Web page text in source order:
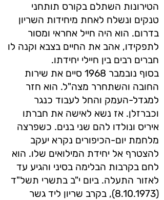
הטירונות השתלם בקורס תותחני
טנקים ונשלח לאחת מיחידות השריון
בדרום. הוא היה חייל אחראי ומסור
לתפקידו, אהב את החיים בצבא וקנה לו
חברים רבים בין חיילי יחידתו.
בסוף נובמבר 1968 סיים את שירות
החובה והשתחרר מצה"ל. הוא חזר
למגדל-העמק והחל לעבוד כנגר
וכברזלן. אז נשא לאישה את חברתו
איריס ונולדו להם שני בנים. כשפרצה
מלחמת יום-הכיפורים נקרא יעקב
להצטרף אל יחידת המילואים שלו. הוא
לחם בקרבות הבלימה בסיני והגיע עד
לאזור התעלה. ביום י"ב בתשרי תשל"ד
(8.10.1973), בקרב שריון ליד גשר